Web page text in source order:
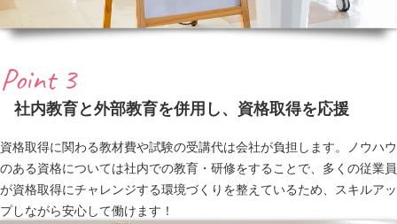
Point 3
社内教育と外部教育を併用し、資格取得を応援
資格取得に関わる教材費や試験の受講代は会社が負担します。ノウハウ
のある資格については社内での教育・研修をすることで、多くの従業員
が資格取得にチャレンジする環境づくりを整えているため、スキルアッ
プしながら安心して働けます！